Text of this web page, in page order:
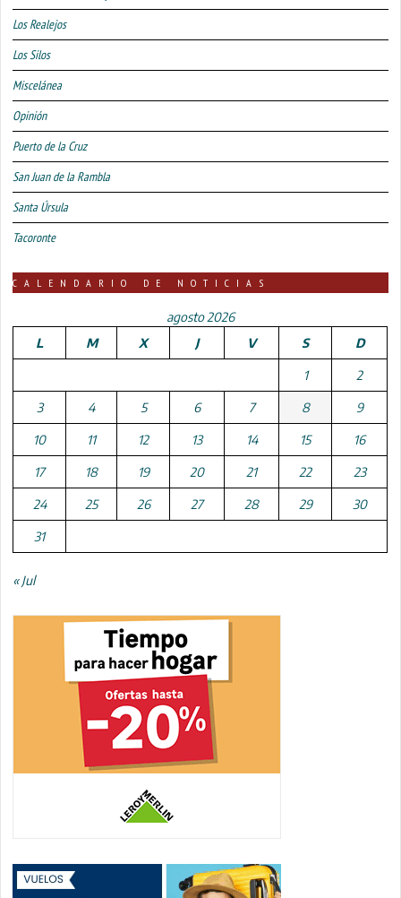
Los Realejos
Los Silos
Miscelánea
Opinión
Puerto de la Cruz
San Juan de la Rambla
Santa Úrsula
Tacoronte
CALENDARIO DE NOTICIAS
agosto 2026
L
M X J V S D
1 2
3 4 5 6 7 8 9
10 11 12 13 14 15 16
17 18 19 20 21 22 23
24 25 26 27 28 29 30
31
« Jul